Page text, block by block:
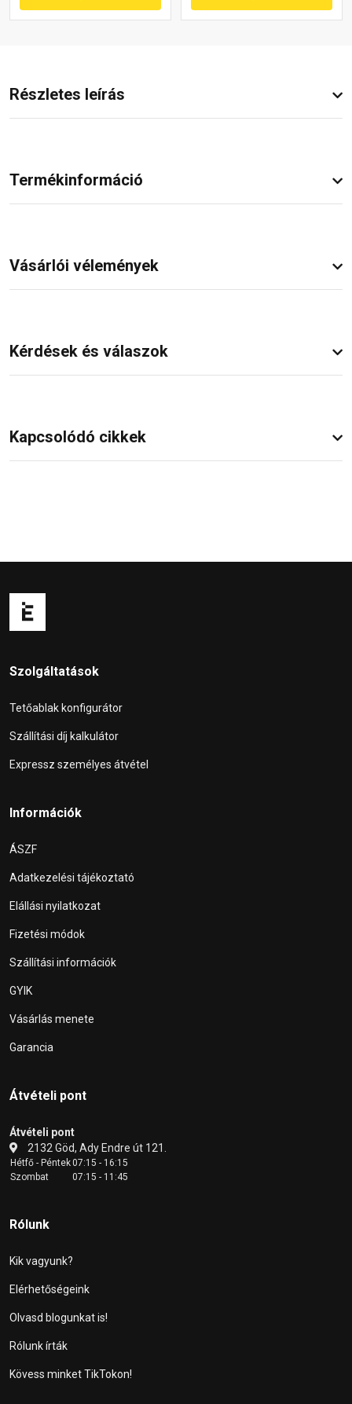
Részletes leírás
Termékinformáció
Vásárlói vélemények
Kérdések és válaszok
Kapcsolódó cikkek
Szolgáltatások
Tetőablak konfigurátor
Szállítási díj kalkulátor
Expressz személyes átvétel
Információk
ÁSZF
Adatkezelési tájékoztató
Elállási nyilatkozat
Fizetési módok
Szállítási információk
GYIK
Vásárlás menete
Garancia
Átvételi pont
Átvételi pont
2132 Göd, Ady Endre út 121.
Hétfő - Péntek07:15 - 16:15
Szombat
07:15 - 11:45
Rólunk
Kik vagyunk?
Elérhetőségeink
Olvasd blogunkat is!
Rólunk írták
Kövess minket TikTokon!